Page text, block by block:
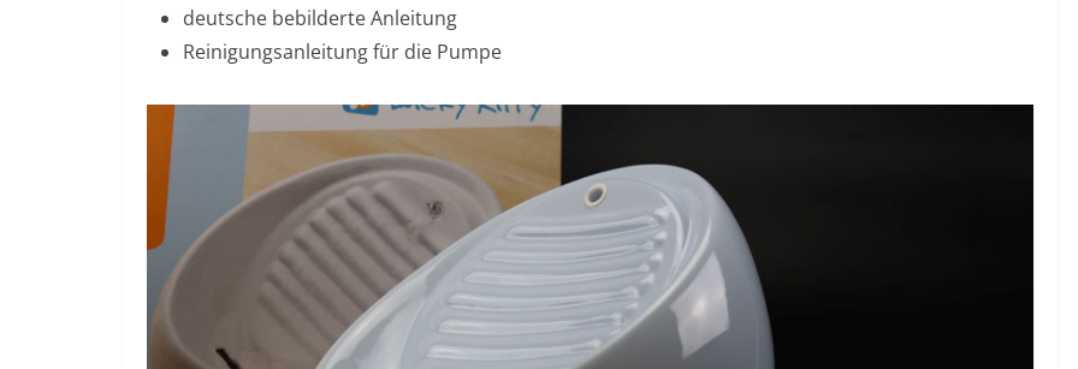
deutsche bebilderte Anleitung
Reinigungsanleitung für die Pumpe​